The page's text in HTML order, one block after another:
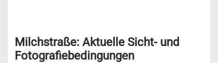
Milchstraße: Aktuelle Sicht- und
Fotografiebedingungen